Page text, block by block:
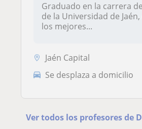
Graduado en la carrera
de la Universidad de
los mejores...
Jaén Capital
Se desplaza a domicilio
Ver todos los profesores de